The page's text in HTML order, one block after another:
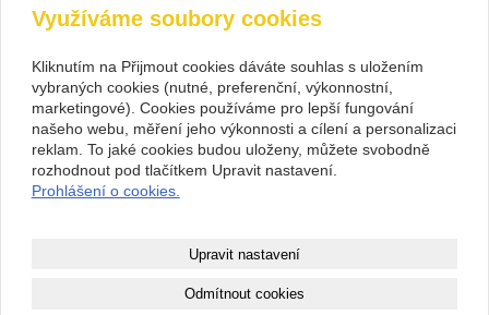
předpokládaný konec ve 20.00
(obřad - chrám)
Při návštěvě budovy Centra Rabten Čhödarling, prosíme,
dodržujte všechna opatření proti šíření nákazy Covid 19.
Děkujeme
Kontakt
1057507405/5500
Copyright © 2000 - 2024 Rabten Čhödarling, 2025 - 2026 Kateřina
Využíváme soubory cookies
Kliknutím na Přijmout cookies dáváte souhlas s uložením
vybraných cookies (nutné, preferenční, výkonnostní,
marketingové). Cookies používáme pro lepší fungování
našeho webu, měření jeho výkonnosti a cílení a personalizaci
reklam. To jaké cookies budou uloženy, můžete svobodně
rozhodnout pod tlačítkem Upravit nastavení.
Prohlášení o cookies.
Upravit nastavení
Odmítnout cookies